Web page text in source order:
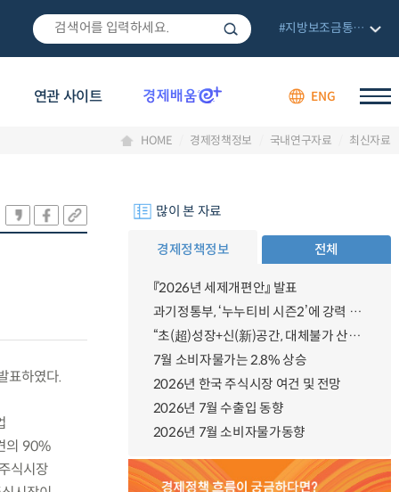
연관 사이트 ENG
#지방보조금통합관리망
HOME 경제정책정보 국내연구자료 최신자료
표하였다.
의 90%
식시장
많이 본 자료
경제정책정보 전체
『2026년 세제개편안』 발표
과기정통부, ‘누누티비 시즌2’에 강력 대응 의지 밝혀
“초(超)성장+신(新)공간, 대체불가 산업강국”
7월 소비자물가는 2.8% 상승
2026년 한국 주식시장 여건 및 전망
2026년 7월 수출입 동향
2026년 7월 소비자물가동향